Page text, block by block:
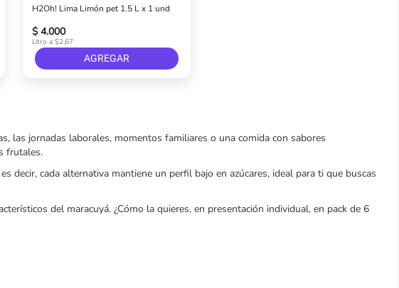
H2Oh! Lima Limón pet 1.5 L x 1 und
$ 4.000
Litro a $2,67
AGREGAR
las jornadas laborales, momentos familiares o una comida con sabores
frutales.
decir, cada alternativa mantiene un perfil bajo en azúcares, ideal para ti que buscas
del maracuyá. ¿Cómo la quieres, en presentación individual, en pack de 6